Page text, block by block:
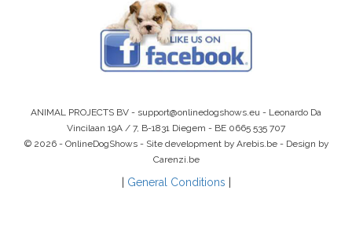
ANIMAL PROJECTS BV - support@onlinedogshows.eu - Leonardo Da
Vincilaan 19A / 7, B-1831 Diegem - BE 0665 535 707
© 2026 - OnlineDogShows - Site development by Arebis.be - Design by
Carenzi.be
General Conditions